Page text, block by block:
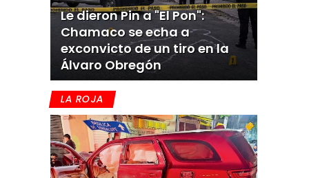
Le dieron Pin a "El Pon":
Chamaco se echa a
exconvicto de un tiro en la
Álvaro Obregón
LA ROJA